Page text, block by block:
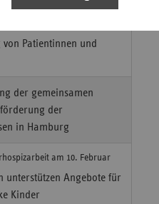
erhalten
von Patientinnen und
der gemeinsamen
der
in Hamburg
am 10. Februar
unterstützen Angebote für
Kinder